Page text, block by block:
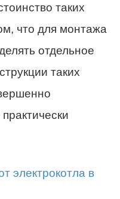
таких
что для монтажа
отдельное
таких